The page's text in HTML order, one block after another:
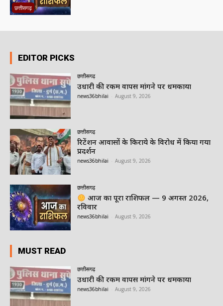
छत्तीसगढ़
EDITOR PICKS
छत्तीसगढ़
उधारी की रकम वापस मांगने पर धमकाया
news36bhilai August 9, 2026
छत्तीसगढ़
रिटेंशन आवासों के किराये के विरोध में किया गया
प्रदर्शन
news36bhilai August 9, 2026
छत्तीसगढ़
आज का पूरा राशिफल — 9 अगस्त 2026,
रविवार
news36bhilai August 9, 2026
MUST READ
छत्तीसगढ़
उधारी की रकम वापस मांगने पर धमकाया
news36bhilai August 9, 2026